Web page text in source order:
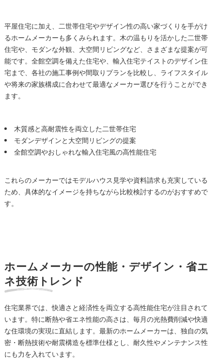
平屋住宅に加え、二世帯住宅やデザイン性の高い家づくりを手がけ
るホームメーカーも多くみられます。木の温もりを活かした二世帯
住宅や、モダンな外観、大空間リビングなど、さまざまな提案が可
能です。全館空調を備えた住宅や、輸入住宅テイストのデザイン住
宅まで、各社の施工事例や間取りプランを比較し、ライフスタイル
や将来の家族構成に合わせて最適なメーカー選びを行うことができ
ます。
木質感と高耐震性を両立した二世帯住宅
モダンデザインと大空間リビングの提案
全館空調やおしゃれな輸入住宅風の高性能住宅
これらのメーカーではモデルハウス見学や資料請求も充実している
ため、具体的なイメージを持ちながら比較検討するのがおすすめで
す。
ホームメーカーの性能・デザイン・省エ
ネ技術トレンド
住宅業界では、快適さと経済性を両立する高性能住宅が注目されて
います。特に断熱や省エネ性能の高さは、毎月の光熱費削減や快適
な住環境の実現に直結します。最新のホームメーカーは、独自の気
密・断熱技術や耐震構造を標準仕様とし、耐久性やメンテナンス性
にも力を入れています。